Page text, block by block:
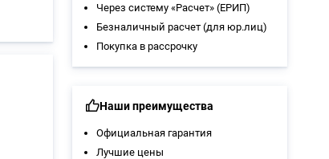
Через систему «Расчет» (ЕРИП)
Безналичный расчет (для юр.лиц)
Покупка в рассрочку
Наши преимущества
Официальная гарантия
Лучшие цены